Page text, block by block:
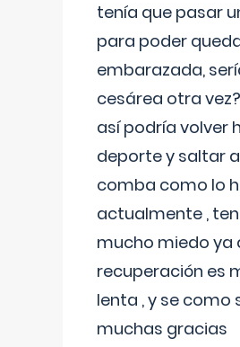
tenía que pasar
para poder
embarazada,
cesárea otra
así podría volver
deporte y saltar
comba como lo
actualmente ,
mucho miedo ya
recuperación es
lenta , y se como
muchas gracias